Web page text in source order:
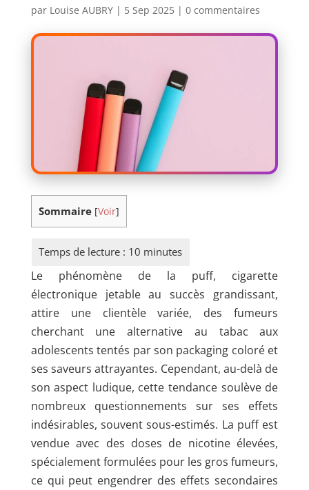
par Louise AUBRY| 5 Sep 2025| 0 commentaires
Sommaire [Voir]
Le phénomène de la puff, cigarette
électronique jetable au succès grandissant,
attire une clientèle variée, des fumeurs
cherchant une alternative au tabac aux
adolescents tentés par son packaging coloré et
ses saveurs attrayantes. Cependant, au-delà de
son aspect ludique, cette tendance soulève de
nombreux questionnements sur ses effets
indésirables, souvent sous-estimés. La puff est
vendue avec des doses de nicotine élevées,
spécialement formulées pour les gros fumeurs,
ce qui peut engendrer des effets secondaires